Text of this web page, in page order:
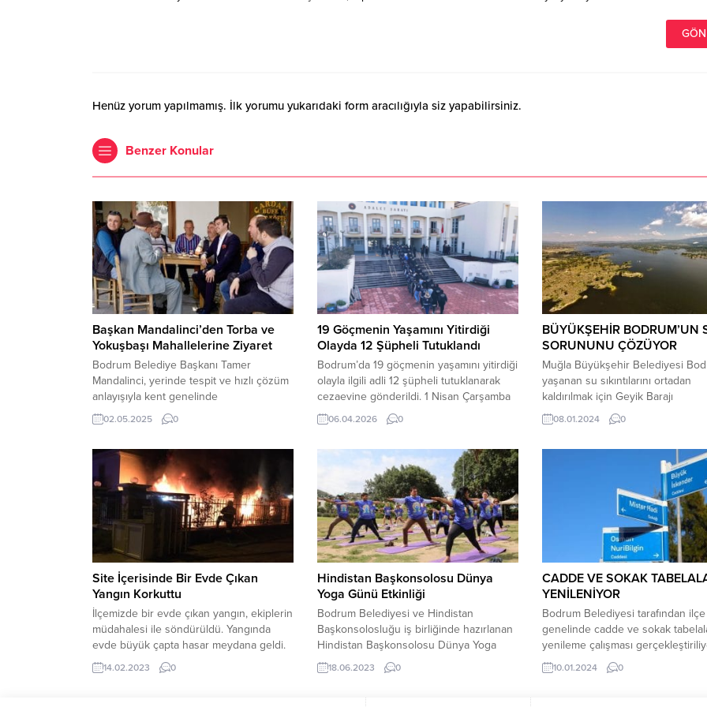
Henüz yorum yapılmamış. İlk yorumu yukarıdaki form aracılığıyla siz yapabilirsiniz.
Benzer Konular
Başkan Mandalinci’den Torba ve
Yokuşbaşı Mahallelerine Ziyaret
Bodrum Belediye Başkanı Tamer
Mandalinci, yerinde tespit ve hızlı çözüm
anlayışıyla kent genelinde
gerçekleştirdiği saha ziyaretlerine ara
vermeden devam ediyor. Başkan
ile birebir temas kurduğu saha
ziyaretlerine Torba ve Yokuşbaşı
Mahallelerinde devam etti. Mahalle
ziyaretlerine başkan yardımcıları, meclis
üyeleri, ilgili birim müdürleri, Torba
02.05.2025 0
19 Göçmenin Yaşamını Yitirdiği
Olayda 12 Şüpheli Tutuklandı
Bodrum’da 19 göçmenin yaşamını yitirdiği
olayla ilgili adli 12 şüpheli tutuklanarak
cezaevine gönderildi. 1 Nisan Çarşamba
günü Yalıkavak Mahallesi açıklarında ağır
hava şartları sebebiyle su alan göçmen
Güvenlik botu ile 1 helikopter sevk edildi.
Olayda 20 göçmen sağ olarak
kurtarılırken 19 göçmen yaşamını yitirdi....
06.04.2026 0
BÜYÜKŞEHİR BODRUM’UN
SORUNUNU ÇÖZÜYOR
Muğla Büyükşehir Belediyesi
yaşanan su sıkıntılarını ortadan
kaldırılmak için Geyik Barajı
kamulaştırarak baraj suyunun
içme suyu olarak Bodrum’a
Su ve Kanalizasyon idaresi
Müdürlüğü ekipleri Bodrum’un
sorunu olan içme suyu problemini
ortadan kaldırmak için
sürdürüyor. Bölgeye ilave su
08.01.2024 0
Site İçerisinde Bir Evde Çıkan
Yangın Korkuttu
İlçemizde bir evde çıkan yangın, ekiplerin
müdahalesi ile söndürüldü. Yangında
evde büyük çapta hasar meydana geldi.
Sabaha karşı Müsgebi Mahallesi’ndeki
Yalı Sitesi içerisindeki 2 katlı binanın alt
14.02.2023 0
Hindistan Başkonsolosu Dünya
Yoga Günü Etkinliği
Bodrum Belediyesi ve Hindistan
Başkonsolosluğu iş birliğinde hazırlanan
Hindistan Başkonsolosu Dünya Yoga
Günü Etkinliği gerçekleşti. Bodrum
Belediyesi Kültür ve Sosyal İşler
18.06.2023 0
CADDE VE SOKAK
YENİLENİYOR
Bodrum Belediyesi tarafından ilçe
genelinde cadde ve sokak
yenileme çalışması
Bodrum Belediyesi yarımada
bütüncül bir görsel kent kimliği
10.01.2024 0